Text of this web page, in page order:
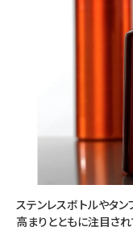
ステンレスボトルやタ
高まりとともに注目さ